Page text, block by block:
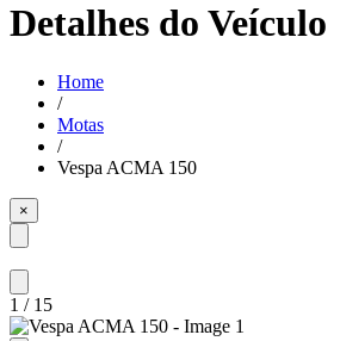
Detalhes do Veículo
Home
/
Motas
/
Vespa ACMA 150
×
1 / 15